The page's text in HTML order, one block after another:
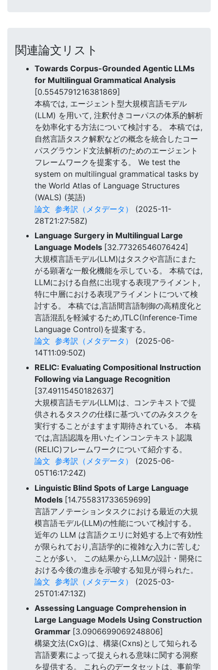
関連論文リスト
Towards Corpus-Grounded Agentic LLMs
for Multilingual Grammatical Analysis
[0.5545791216381869]
本稿では, エージェント型大規模言語モデル
(LLM) を用いて, 注釈付きコーパスの体系的解析
を効率化する方法について検討する。 本稿では,
自然言語タスク解釈などの概念を統合したコー
パスグラウンド文法解析のためのエージェント
フレームワークを提案する。 We test the
system on multilingual grammatical tasks by
the World Atlas of Language Structures
(WALS) (英語)
論文 参考訳（メタデータ）
(2025-11-
28T21:27:58Z)
Language Surgery in Multilingual Large
Language Models [32.77326546076424]
大規模言語モデル(LLM)はタスクや言語にまた
がる顕著な一般化機能を示している。 本稿では,
LLMにおける自然に出現する表現アライメント,
特に中層における表現アライメントについて検
討する。 本稿では,言語間言語制御の高精度化と
言語混乱を軽減するため,ITLC(Inference-Time
Language Control)を提案する。
論文 参考訳（メタデータ）
(2025-06-
14T11:09:50Z)
RELIC: Evaluating Compositional Instruction
Following via Language Recognition
[37.49115450182637]
大規模言語モデル(LLM)は、コンテキストで提
供されるタスクの仕様に基づいてのみタスクを
実行することがますます期待されている。 本稿
では,言語認識を用いたインコンテキスト認識
(RELIC)フレームワークについて紹介する。
論文 参考訳（メタデータ）
(2025-06-
05T16:17:24Z)
Linguistic Blind Spots of Large Language
Models [14.755831733659699]
言語アノテーションタスクにおける最近の大規
模言語モデル(LLM)の性能について検討する。
近年の LLM は言語クエリに対処する上で有効性
が限られており,言語学的に複雑な入力に苦しむ
ことが多い。 この結果から,LLMの設計・開発に
おける今後の進歩を示唆する知見が得られた。
論文 参考訳（メタデータ）
(2025-03-
25T01:47:13Z)
Assessing Language Comprehension in
Large Language Models Using Construction
Grammar [3.0906699069248806]
構築文法(CxG)は、構築(Cxns)として知られる
言語要素によって捉えられる意味に関する洞察
を提供する。 これらのデータセットは、事前学